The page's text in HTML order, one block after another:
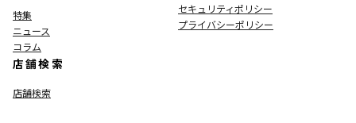
特集
ニュース
コラム
店舗検索
店舗検索
セキュリティポリシー
プライバシーポリシー